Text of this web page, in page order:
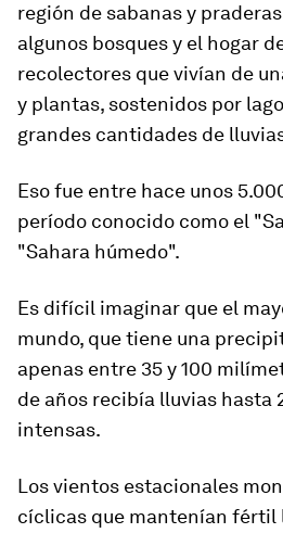
región de sabanas y
algunos bosques y el hogar
recolectores que vivían de
y plantas, sostenidos por
grandes cantidades de
Eso fue entre hace unos
período conocido como el
"Sahara húmedo".
Es difícil imaginar que el
mundo, que tiene una
apenas entre 35 y 100
de años recibía lluvias hasta
intensas.
Los vientos estacionales
cíclicas que mantenían fértil